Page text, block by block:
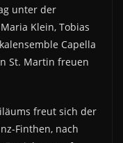
unter der
Klein, Tobias
Capella
St. Martin freuen
freut sich der
Finthen, nach